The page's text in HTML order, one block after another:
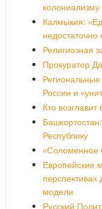
колониализму
Калмыкия:
недостаточно
Религиозная
Прокуратор
России и
Кто
Республику
«Соломенное
Европейские
модели
Русский